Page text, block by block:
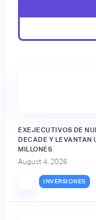
EXEJECUTIVOS DE
DECADE Y LEVANTAN
MILLONES
August 4, 2026
INVERSIONES